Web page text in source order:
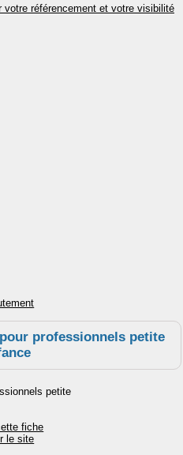
professionnels petite
fiche
le site